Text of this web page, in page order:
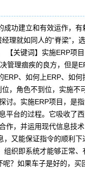
成功建立和有效运作，有
理就如同人的“脊梁”，
【关键词】实施ERP项
管理痼疾的良方，但是
ERP、如何上ERP、如何
，角色不到位，实施不
讨。实施ERP项目，是
平台的过程。它吸收了
作，并运用现代信息技
，又能保证指令的顺利下
织即系统才能够正常、
？如果车子是好的，买